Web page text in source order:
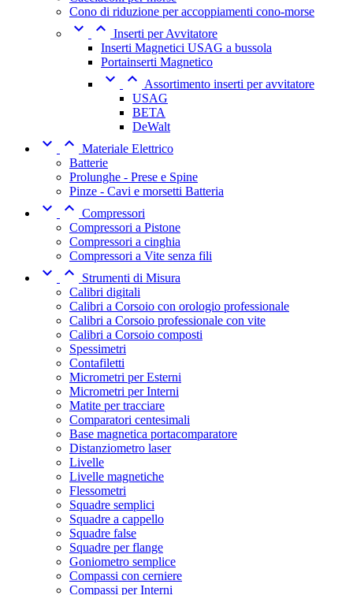
Cono di riduzione per accoppiamenti cono-morse
  Inserti per Avvitatore
Inserti Magnetici USAG a bussola
Portainserti Magnetico
  Assortimento inserti per avvitatore
USAG
BETA
DeWalt
  Materiale Elettrico
Batterie
Prolunghe - Prese e Spine
Pinze - Cavi e morsetti Batteria
  Compressori
Compressori a Pistone
Compressori a cinghia
Compressori a Vite senza fili
 
Strumenti di Misura
Calibri digitali
Calibri a Corsoio con orologio professionale
Calibri a Corsoio professionale con vite
Calibri a Corsoio composti
Spessimetri
Contafiletti
Micrometri per Esterni
Micrometri per Interni
Matite per tracciare
Comparatori centesimali
Base magnetica portacomparatore
Distanziometro laser
Livelle
Livelle magnetiche
Flessometri
Squadre semplici
Squadre a cappello
Squadre false
Squadre per flange
Goniometro semplice
Compassi con cerniere
Compassi per Interni